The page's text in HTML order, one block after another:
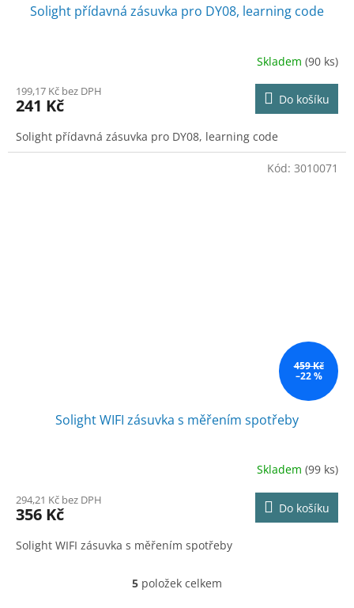
Solight přídavná zásuvka pro DY08, learning code
Skladem (90 ks)
199,17 Kč bez DPH
241 Kč Do košíku
Solight přídavná zásuvka pro DY08, learning code
459 Kč
–22 %
Solight WIFI zásuvka s měřením spotřeby
Skladem (99 ks)
294,21 Kč bez DPH
356 Kč Do košíku
Solight WIFI zásuvka s měřením spotřeby
Kód: 3010071
O
5 položek celkem